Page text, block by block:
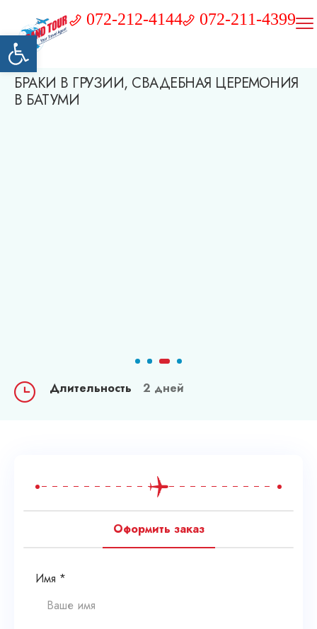
Открыть панель инструментов
072-212-4144 072-211-4399
БРАКИ В ГРУЗИИ, СВАДЕБНАЯ ЦЕРЕМОНИЯ
В БАТУМИ
Длительность 2 дней
Оформить заказ
Имя *